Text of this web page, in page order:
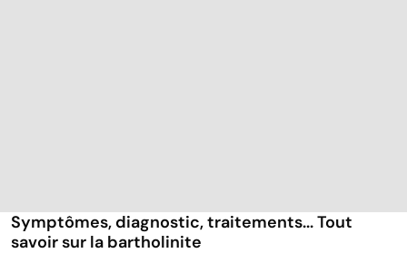
Symptômes, diagnostic, traitements... Tout
savoir sur la bartholinite